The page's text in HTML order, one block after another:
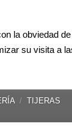
INICIO
/ TIJERAS
la obviedad
su visita a